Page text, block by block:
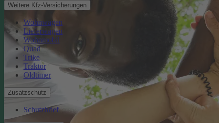
Weitere Kfz-Versicherungen
Wohnwagen
Lieferwagen
Wohnmobil
Quad
Trike
Traktor
Oldtimer
Zusatzschutz
Schutzbrief